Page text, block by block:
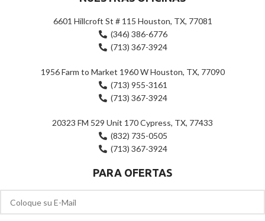
6601 Hillcroft St # 115 Houston, TX, 77081
(346) 386-6776
(713) 367-3924
1956 Farm to Market 1960 W Houston, TX, 77090
(713) 955-3161
(713) 367-3924
20323 FM 529 Unit 170 Cypress, TX, 77433
(832) 735-0505
(713) 367-3924
PARA OFERTAS